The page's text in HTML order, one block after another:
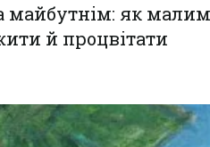
майбутнім: як малим
й процвітати